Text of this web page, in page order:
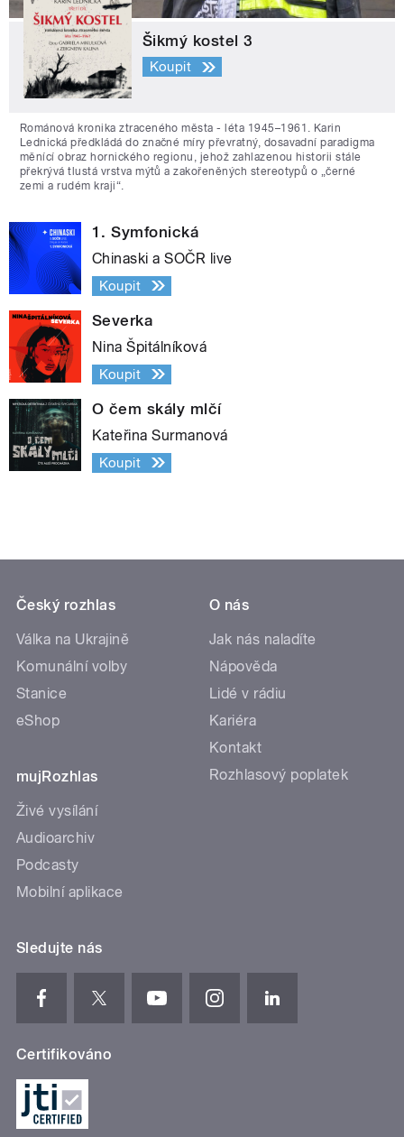
Šikmý kostel 3
Koupit
Románová kronika ztraceného města - léta 1945–1961. Karin
Lednická předkládá do značné míry převratný, dosavadní paradigma
měnící obraz hornického regionu, jehož zahlazenou historii stále
překrývá tlustá vrstva mýtů a zakořeněných stereotypů o „černé
zemi a rudém kraji“.
1. Symfonická
Chinaski a SOČR live
Koupit
Severka
Nina Špitálníková
Koupit
O čem skály mlčí
Kateřina Surmanová
Koupit
Český rozhlas
Válka na Ukrajině
Komunální volby
Stanice
eShop
mujRozhlas
Živé vysílání
Audioarchiv
Podcasty
Mobilní aplikace
O nás
Jak nás naladíte
Nápověda
Lidé v rádiu
Kariéra
Kontakt
Rozhlasový poplatek
Sledujte nás
Certifikováno